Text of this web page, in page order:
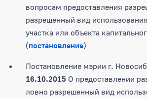
вопросам предоставления
разрешенный вид
участка или объекта
(постановление)
Постановление мэрии г.
16.10.2015 О предоставлении
ловно разрешенный вид